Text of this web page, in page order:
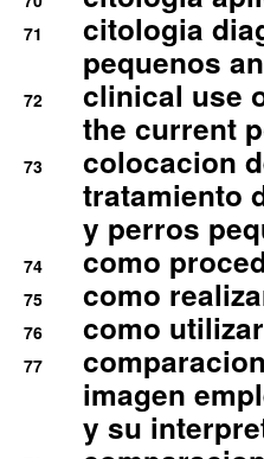
71
citologia
pequenos
72
clinical use
the current
73
colocacion
tratamiento
y perros
74 como
75 como
76 como
77
imagen
y su